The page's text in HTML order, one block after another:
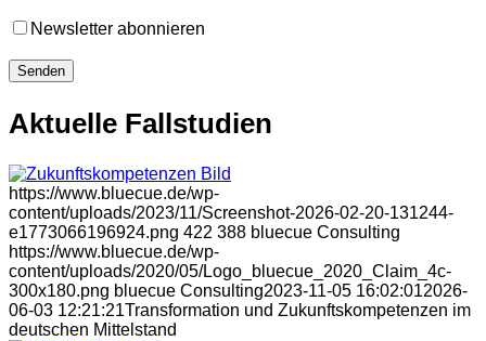
Newsletter abonnieren
Aktuelle Fallstudien
https://www.bluecue.de/wp-
content/uploads/2023/11/Screenshot-2026-02-20-131244-
e1773066196924.png 422 388 bluecue Consulting
https://www.bluecue.de/wp-
content/uploads/2020/05/Logo_bluecue_2020_Claim_4c-
300x180.png bluecue Consulting2023-11-05 16:02:012026-
06-03 12:21:21Transformation und Zukunftskompetenzen im
deutschen Mittelstand